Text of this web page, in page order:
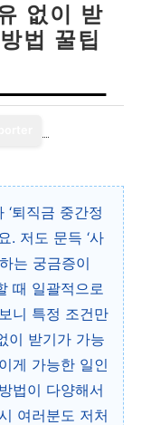
없이 받
법 꿀팁
퇴직금 중간정
. 저도 문득 ‘사
는 궁금증이
때 일괄적으로
니 특정 조건만
이 받기가 가능
게 가능한 일인
법이 다양해서
여러분도 저처